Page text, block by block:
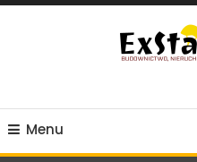
Skip
Menu